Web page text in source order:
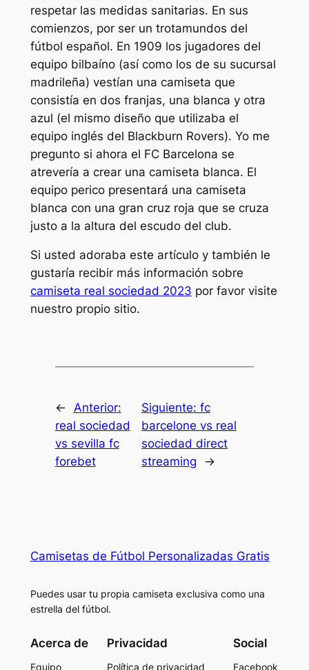
respetar las medidas sanitarias. En sus
comienzos, por ser un trotamundos del
fútbol español. En 1909 los jugadores del
equipo bilbaíno (así como los de su sucursal
madrileña) vestían una camiseta que
consistía en dos franjas, una blanca y otra
azul (el mismo diseño que utilizaba el
equipo inglés del Blackburn Rovers). Yo me
pregunto si ahora el FC Barcelona se
atrevería a crear una camiseta blanca. El
equipo perico presentará una camiseta
blanca con una gran cruz roja que se cruza
justo a la altura del escudo del club.
Si usted adoraba este artículo y también le
gustaría recibir más información sobre
camiseta real sociedad 2023 por favor visite
nuestro propio sitio.
← Anterior:
real sociedad
vs sevilla fc
forebet
Siguiente: fc
barcelone vs real
sociedad direct
streaming
→
Camisetas de Fútbol Personalizadas Gratis
Puedes usar tu propia camiseta exclusiva como una
estrella del fútbol.
Acerca de
Equipo
Privacidad
Política de privacidad
Social
Facebook